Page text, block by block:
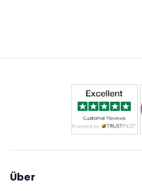
Über